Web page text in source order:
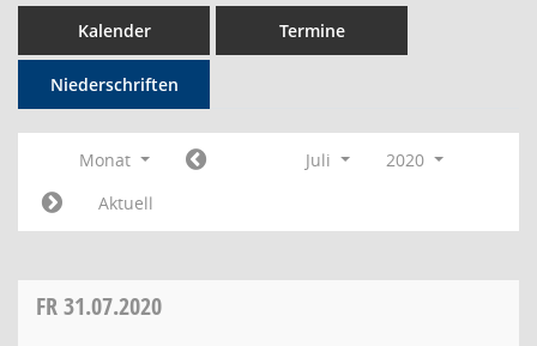
Kalender Termine
Niederschriften
Monat Juli
2020
Aktuell
FR31.07.2020